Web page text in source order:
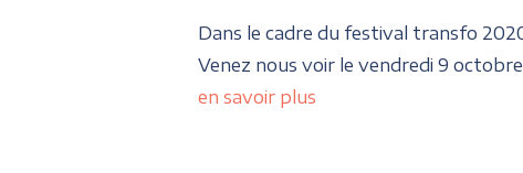
Dans le cadre du festival transfo
Venez nous voir le vendredi 9
en savoir plus